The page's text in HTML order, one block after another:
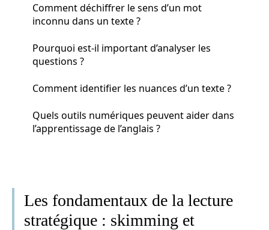
Comment déchiffrer le sens d’un mot
inconnu dans un texte ?
Pourquoi est-il important d’analyser les
questions ?
Comment identifier les nuances d’un texte ?
Quels outils numériques peuvent aider dans
l’apprentissage de l’anglais ?
Les fondamentaux de la lecture
stratégique : skimming et